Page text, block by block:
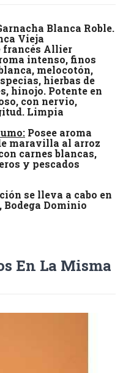
Blanca Roble.
Vieja
francés Allier
intenso, finos
melocotón,
hierbas de
hinojo. Potente en
con nervio,
Limpia
Posee aroma
maravilla al arroz
carnes blancas,
y pescados
se lleva a cabo en
Bodega Dominio
En La Misma